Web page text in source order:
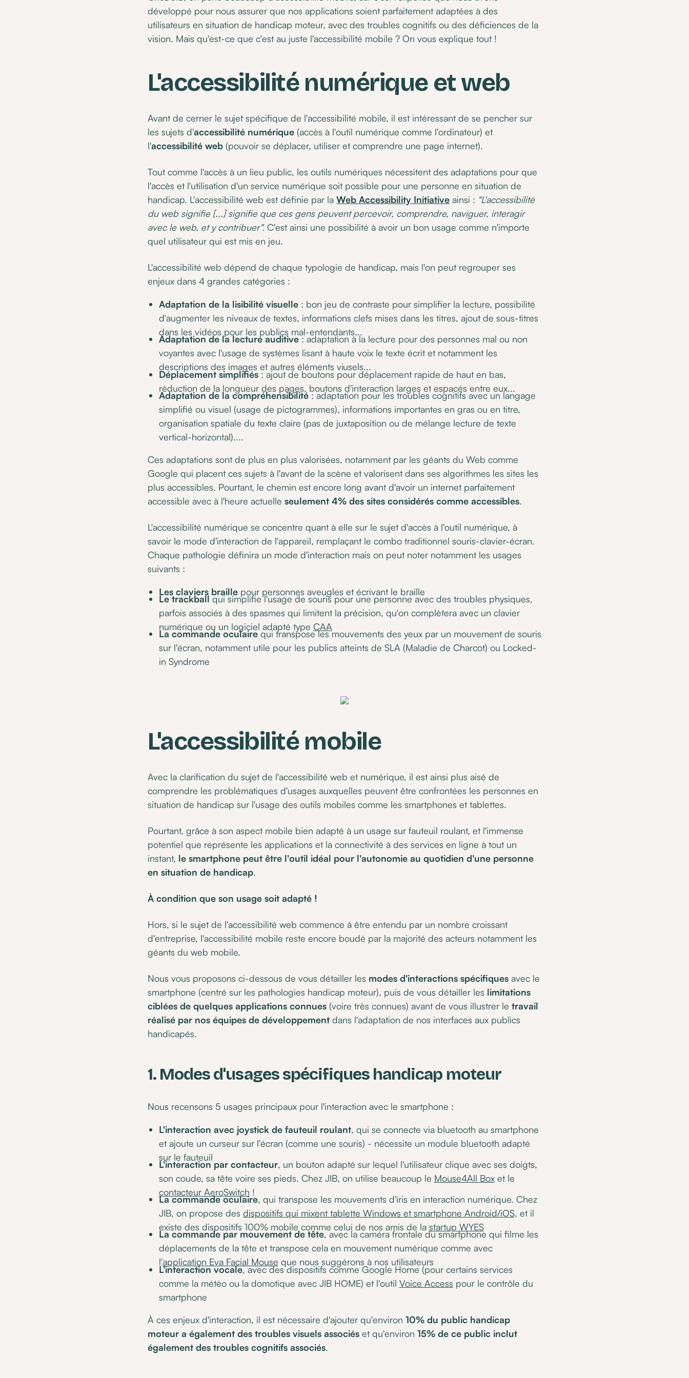
développé pour nous assurer que nos applications soient parfaitement adaptées à des
utilisateurs en situation de handicap moteur, avec des troubles cognitifs ou des déficiences de la
vision. Mais qu'est-ce que c'est au juste l'accessibilité mobile ? On vous explique tout !
L'accessibilité numérique et web
Avant de cerner le sujet spécifique de l'accessibilité mobile, il est intéressant de se pencher sur
les sujets d'accessibilité numérique (accès à l'outil numérique comme l'ordinateur) et
l'accessibilité web (pouvoir se déplacer, utiliser et comprendre une page internet).
Tout comme l'accès à un lieu public, les outils numériques nécessitent des adaptations pour que
l'accès et l'utilisation d'un service numérique soit possible pour une personne en situation de
handicap. L'accessibilité web est définie par la Web Accessibility Initiative ainsi : "L'accessibilité
du web signifie [...] signifie que ces gens peuvent percevoir, comprendre, naviguer, interagir
avec le web, et y contribuer". C'est ainsi une possibilité à avoir un bon usage comme n'importe
quel utilisateur qui est mis en jeu.
L'accessibilité web dépend de chaque typologie de handicap, mais l'on peut regrouper ses
enjeux dans 4 grandes catégories :
Adaptation de la lisibilité visuelle: bon jeu de contraste pour simplifier la lecture, possibilité
d'augmenter les niveaux de textes, informations clefs mises dans les titres, ajout de sous-titres
dans les vidéos pour les publics mal-entendants...
Adaptation de la lecture auditive: adaptation à la lecture pour des personnes mal ou non
voyantes avec l'usage de systèmes lisant à haute voix le texte écrit et notamment les
descriptions des images et autres éléments viusels...
Déplacement simplifiés: ajout de boutons pour déplacement rapide de haut en bas,
réduction de la longueur des pages, boutons d'interaction larges et espacés entre eux...
Adaptation de la compréhensibilité: adaptation pour les troubles cognitifs avec un langage
simplifié ou visuel (usage de pictogrammes), informations importantes en gras ou en titre,
organisation spatiale du texte claire (pas de juxtaposition ou de mélange lecture de texte
vertical-horizontal)....
Ces adaptations sont de plus en plus valorisées, notamment par les géants du Web comme
Google qui placent ces sujets à l'avant de la scène et valorisent dans ses algorithmes les sites les
plus accessibles. Pourtant, le chemin est encore long avant d'avoir un internet parfaitement
accessible avec à l'heure actuelle seulement 4% des sites considérés comme accessibles.
L'accessibilité numérique se concentre quant à elle sur le sujet d'accès à l'outil numérique, à
savoir le mode d'interaction de l'appareil, remplaçant le combo traditionnel souris-clavier-écran.
Chaque pathologie définira un mode d'interaction mais on peut noter notamment les usages
suivants :
Les claviers braillepour personnes aveugles et écrivant le braille
Le trackball qui simplifie l'usage de souris pour une personne avec des troubles physiques,
parfois associés à des spasmes qui limitent la précision, qu'on complètera avec un clavier
numérique ou un logiciel adapté type CAA
La commande oculairequi transpose les mouvements des yeux par un mouvement de souris
sur l'écran, notamment utile pour les publics atteints de SLA (Maladie de Charcot) ou Locked-
in Syndrome
L'accessibilité mobile
Avec la clarification du sujet de l'accessibilité web et numérique, il est ainsi plus aisé de
comprendre les problématiques d'usages auxquelles peuvent être confrontées les personnes en
situation de handicap sur l'usage des outils mobiles comme les smartphones et tablettes.
Pourtant, grâce à son aspect mobile bien adapté à un usage sur fauteuil roulant, et l'immense
potentiel que représente les applications et la connectivité à des services en ligne à tout un
instant, le smartphone peut être l'outil idéal pour l'autonomie au quotidien d'une personne
en situation de handicap.
À condition que son usage soit adapté !
Hors, si le sujet de l'accessibilité web commence à être entendu par un nombre croissant
d'entreprise, l'accessibilité mobile reste encore boudé par la majorité des acteurs notamment les
géants du web mobile.
Nous vous proposons ci-dessous de vous détailler les modes d'interactions spécifiques avec le
smartphone (centré sur les pathologies handicap moteur), puis de vous détailler les limitations
ciblées de quelques applications connues (voire très connues) avant de vous illustrer le travail
réalisé par nos équipes de développement dans l'adaptation de nos interfaces aux publics
handicapés.
1. Modes d'usages spécifiques handicap moteur
Nous recensons 5 usages principaux pour l'interaction avec le smartphone :
L'interaction avec joystick de fauteuil roulant, qui se connecte via bluetooth au smartphone
et ajoute un curseur sur l'écran (comme une souris) - nécessite un module bluetooth adapté
sur le fauteuil
L'interaction par contacteur, un bouton adapté sur lequel l'utilisateur clique avec ses doigts,
son coude, sa tête voire ses pieds. Chez JIB, on utilise beaucoup le Mouse4All Boxet le
contacteur AeroSwitch !
La commande oculaire, qui transpose les mouvements d'iris en interaction numérique. Chez
JIB, on propose des dispositifs qui mixent tablette Windows et smartphone Android/iOS, et il
existe des dispositifs 100% mobile comme celui de nos amis de la startup WYES
La commande par mouvement de tête, avec la caméra frontale du smartphone qui filme les
déplacements de la tête et transpose cela en mouvement numérique comme avec
l'application Eva Facial Mouse que nous suggérons à nos utilisateurs
L'interaction vocale, avec des dispositifs comme Google Home (pour certains services
comme la météo ou la domotique avec JIB HOME) et l'outil Voice Access pour le contrôle du
smartphone
À ces enjeux d'interaction, il est nécessaire d'ajouter qu'environ 10% du public handicap
moteur a également des troubles visuels associés et qu'environ 15% de ce public inclut
également des troubles cognitifs associés.